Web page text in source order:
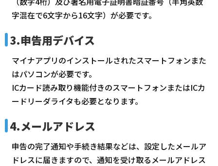
字混在で6文字から16文字）が必要です。
3.申告用デバイス
マイナアプリのインストールされたスマートフォンまた
はパソコンが必要です。
ICカード読み取り機能付きのスマートフォンまたはICカ
ードリーダライタも必要となります。
4.メールアドレス
申告の完了通知や手続き結果などは、設定したメールア
ドレスに届きますので、通知を受け取るメールアドレス